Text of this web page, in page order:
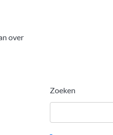
over
Zoeken